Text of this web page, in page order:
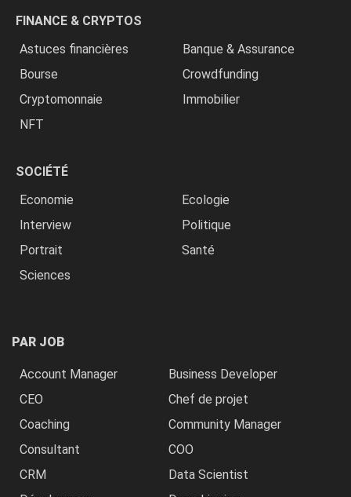
FINANCE & CRYPTOS
Astuces financières
Banque & Assurance
Bourse
Crowdfunding
Cryptomonnaie
Immobilier
NFT
SOCIÉTÉ
Economie
Ecologie
Interview
Politique
Portrait
Santé
Sciences
PAR JOB
Account Manager
Business Developer
CEO
Chef de projet
Coaching
Community Manager
Consultant
COO
CRM
Data Scientist